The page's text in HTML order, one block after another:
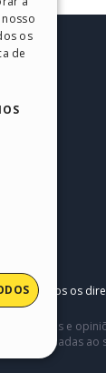
s.r.l. Todos os
comentários e
relacionadas
os
de